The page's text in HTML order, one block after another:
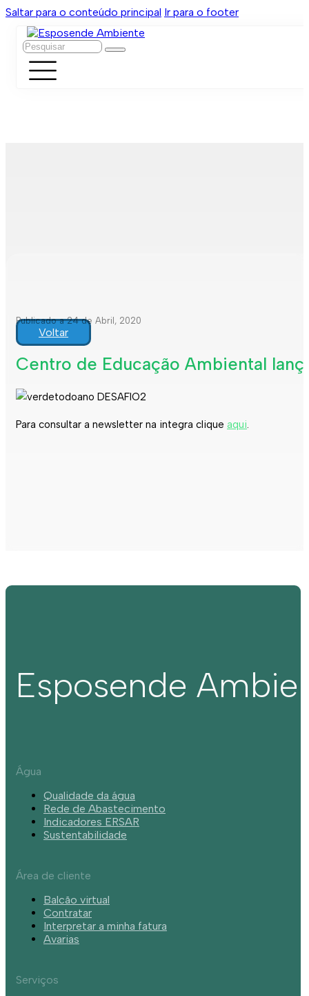
Saltar para o conteúdo principal Ir para o footer
Pesquisar
Publicado a 24 de Abril, 2020
Voltar
Centro de Educação Ambiental
Para consultar a newsletter na integra clique aqui
Esposende
Água
Qualidade da água
Rede de Abastecimento
Indicadores ERSAR
Sustentabilidade
Área de cliente
Balcão virtual
Contratar
Interpretar a minha fatura
Avarias
Serviços